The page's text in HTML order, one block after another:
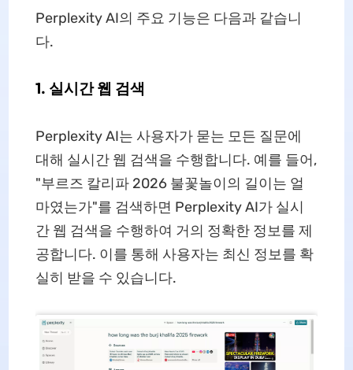
Perplexity AI의 주요 기능은 다음과 같습니
다.
1. 실시간 웹 검색
Perplexity AI는 사용자가 묻는 모든 질문에
대해 실시간 웹 검색을 수행합니다. 예를 들어,
"부르즈 칼리파 2026 불꽃놀이의 길이는 얼
마였는가"를 검색하면 Perplexity AI가 실시
간 웹 검색을 수행하여 거의 정확한 정보를 제
공합니다. 이를 통해 사용자는 최신 정보를 확
실히 받을 수 있습니다.